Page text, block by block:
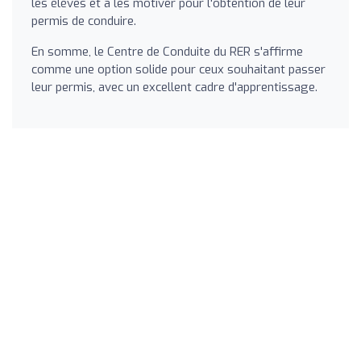
permis de conduire.
En somme, le Centre de Conduite du RER s'affirme
comme une option solide pour ceux souhaitant passer
leur permis, avec un excellent cadre d'apprentissage.